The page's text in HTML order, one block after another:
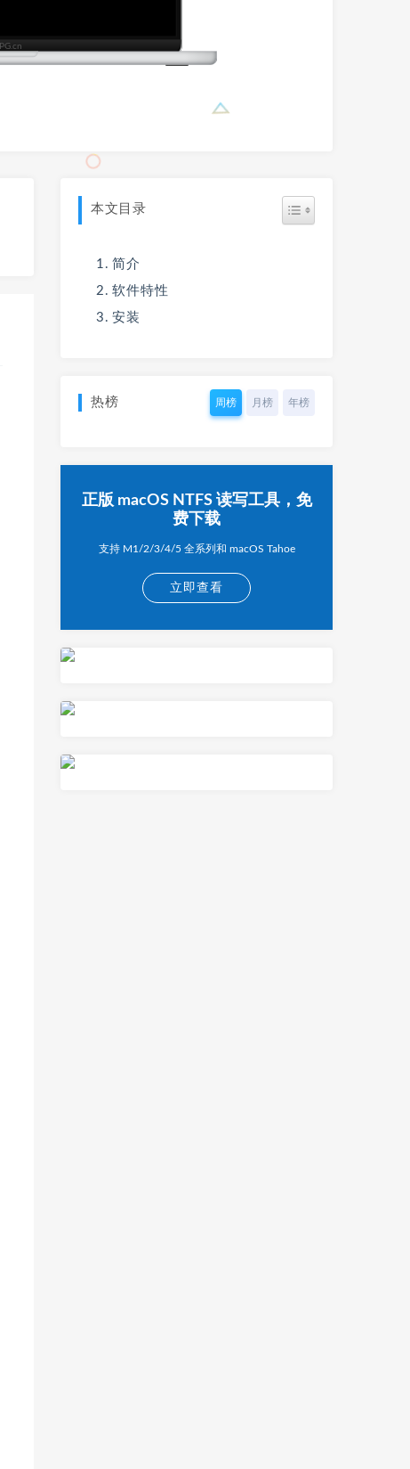
本文目录
简介
软件特性
安装
热榜 周榜 月榜 年榜
正版 macOS NTFS 读写工具，免
费下载
支持 M1/2/3/4/5 全系列和 macOS Tahoe
立即查看